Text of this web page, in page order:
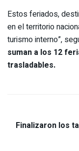
Estos feriados,
en el territorio
turismo interno”,
suman a los 12
trasladables.
Finalizaron los